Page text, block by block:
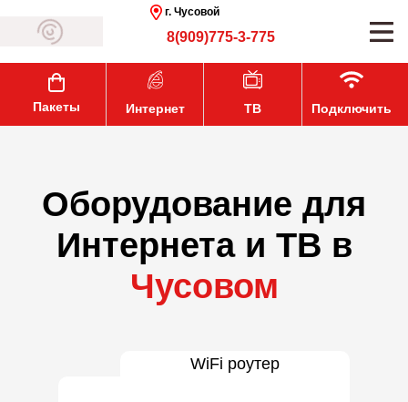
г. Чусовой
8(909)775-3-775
Пакеты Интернет ТВ Подключить
Оборудование для
Интернета и ТВ в
Чусовом
WiFi роутер